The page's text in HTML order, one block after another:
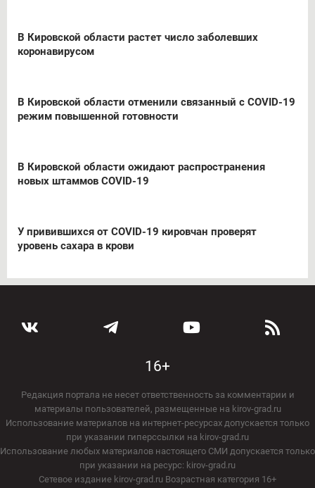
В Кировской области растет число заболевших
коронавирусом
В Кировской области отменили связанный с COVID-19
режим повышенной готовности
В Кировской области ожидают распространения
новых штаммов COVID-19
У привившихся от COVID-19 кировчан проверят
уровень сахара в крови
16+
Редакция портала не несет ответственность за комментарии и
материалы пользователей, размещенные на kirov-grad.ru
Использование материалов на интернет-ресурсах допускается только
при указании гиперссылки на kirov-grad.ru
Использование любых материалов настоящего СМИ допускается только
при указании на ресурс: kirov-grad.ru
Сетевое издание kirov-grad.ru Возрастная категория 16+